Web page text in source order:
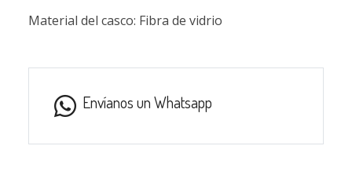
Material del casco: Fibra de vidrio
Envíanos un Whatsapp